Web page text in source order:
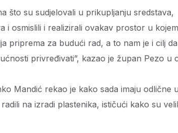
što su sudjelovali u prikupljanju
i osmislili i realizirali ovakav prostor u
priprema za budući rad, a to nam je i cilj
privređivati”, kazao je župan Pezo u
Mandić rekao je kako sada imaju
na izradi plastenika, ističući kako su